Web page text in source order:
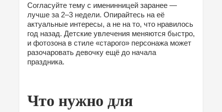
Согласуйте тему с именинницей заранее —
лучше за 2–3 недели. Опирайтесь на её
актуальные интересы, а не на то, что нравилось
год назад. Детские увлечения меняются быстро,
и фотозона в стиле «старого» персонажа может
разочаровать девочку ещё до начала
праздника.
Что нужно для